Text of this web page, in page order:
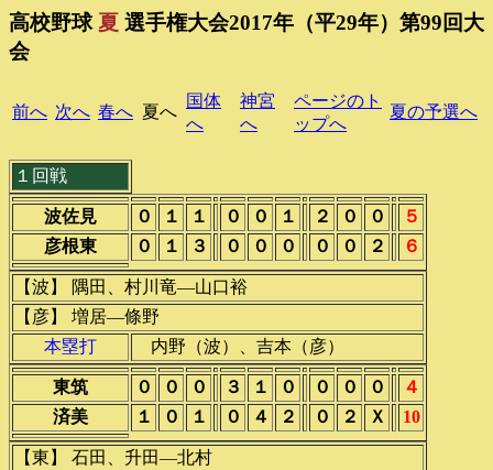
高校野球夏 選手権大会2017年（平29年）第99回大
会
前へ 次へ 春へ 夏へ
国体
へ
神宮
へ
ページのト
ップへ
夏の予選へ
１回戦
波佐見 ０ １ １ ０ ０ １ ２ ０ ０
５
彦根東
０ １ ３ ０ ０ ０ ０ ０ ２ ６
【波】 隅田、村川竜―山口裕
【彦】 増居―條野
本塁打
内野（波）、吉本（彦）
東筑 ０ ０ ０ ３ １ ０ ０ ０ ０
４
済美
１ ０ １ ０ ４ ２ ０ ２ Ｘ 10
【東】 石田、升田―北村